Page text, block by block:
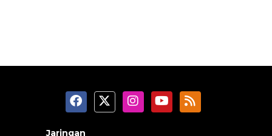
Jaringan